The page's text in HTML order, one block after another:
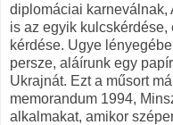
diplomáciai karneválnak,
is az egyik
kérdése. Ugye
persze, aláírunk egy
Ukrajnát. Ezt a műsort
memorandum 1994,
alkalmakat, amikor